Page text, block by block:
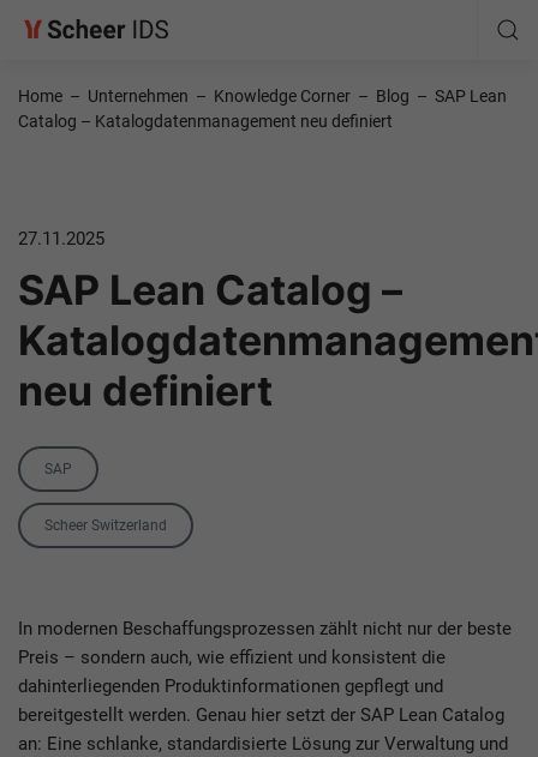
Home – Unternehmen – Knowledge Corner – Blog – SAP Lean
Catalog – Katalogdatenmanagement neu definiert
27.11.2025
SAP Lean Catalog –
neu definiert
Category
SAP
TagScheer Switzerland
In modernen Beschaffungsprozessen zählt nicht nur der beste
Preis – sondern auch, wie effizient und konsistent die
dahinterliegenden Produktinformationen gepflegt und
bereitgestellt werden. Genau hier setzt der SAP Lean Catalog
an: Eine schlanke, standardisierte Lösung zur Verwaltung und